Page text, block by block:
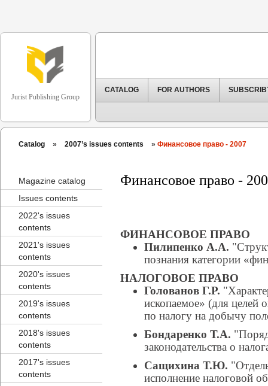
Jurist Publishing Group
CATALOG FOR AUTHORS
Catalog » 2007’s issues contents » Финансовое право - 2007
Magazine catalog
Issues contents
2022's issues
contents
2021's issues
contents
2020's issues
contents
2019's issues
contents
2018's issues
contents
2017's issues
contents
Финансовое право -
ФИНАНСОВОЕ ПРАВО
Пилипенко А.А.
познания категории
НАЛОГОВОЕ ПРАВО
Голованов Г.Р.
ископаемое» (для целей
по налогу на добычу
Бондаренко Т.А.
законодательства о
Сащихина Т.Ю.
исполнение налоговой